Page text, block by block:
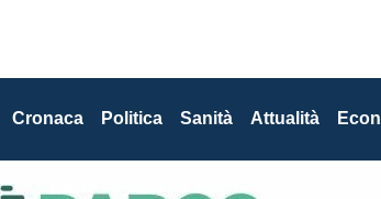
Cronaca Politica Sanità Attualità